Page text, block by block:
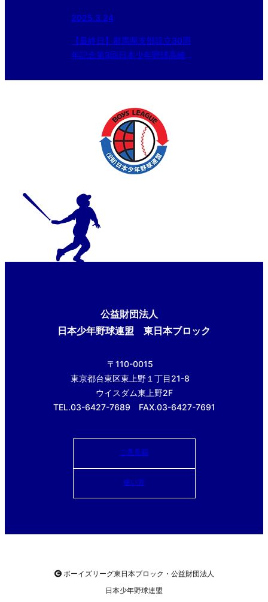
2025.3.24
【最終日】群馬県支部設立30周
年記念第3回日本少年野球高崎市
公益財団法人
日本少年野球連盟 東日本ブロック
〒110-0015
東京都台東区東上野１丁目21-8
ウイスダム東上野2F
TEL.03-6427-7689 FAX.03-6427-7691
ご意見箱
使い方
ボーイズリーグ東日本ブロック・公益財団法人
日本少年野球連盟